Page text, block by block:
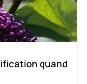
quand